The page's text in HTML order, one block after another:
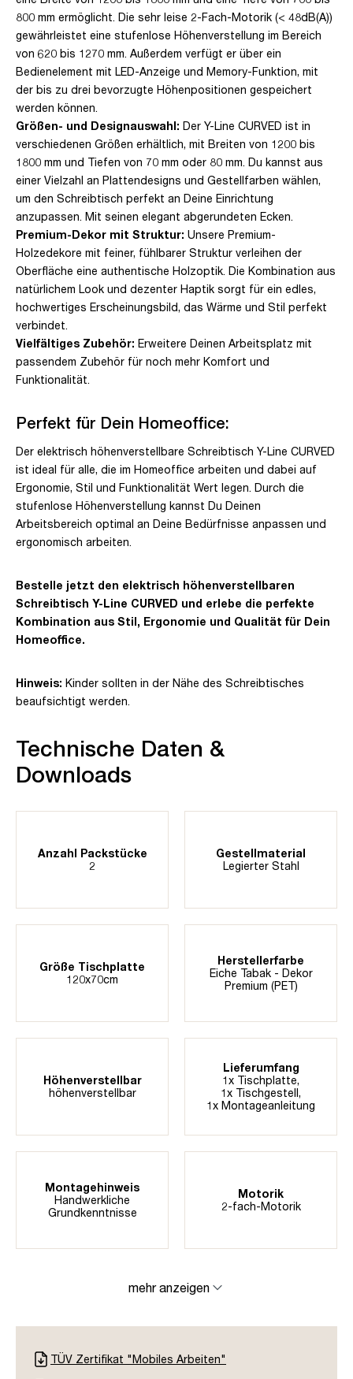
800 mm ermöglicht. Die sehr leise 2-Fach-Motorik (< 48dB(A))
gewährleistet eine stufenlose Höhenverstellung im Bereich
von 620 bis 1270 mm. Außerdem verfügt er über ein
Bedienelement mit LED-Anzeige und Memory-Funktion, mit
der bis zu drei bevorzugte Höhenpositionen gespeichert
werden können.
Größen- und Designauswahl: Der Y-Line CURVED ist in
verschiedenen Größen erhältlich, mit Breiten von 1200 bis
1800 mm und Tiefen von 70 mm oder 80 mm. Du kannst aus
einer Vielzahl an Plattendesigns und Gestellfarben wählen,
um den Schreibtisch perfekt an Deine Einrichtung
anzupassen. Mit seinen elegant abgerundeten Ecken.
Premium-Dekor mit Struktur: Unsere Premium-
Holzedekore mit feiner, fühlbarer Struktur verleihen der
Oberfläche eine authentische Holzoptik. Die Kombination aus
natürlichem Look und dezenter Haptik sorgt für ein edles,
hochwertiges Erscheinungsbild, das Wärme und Stil perfekt
verbindet.
Vielfältiges Zubehör: Erweitere Deinen Arbeitsplatz mit
passendem Zubehör für noch mehr Komfort und
Funktionalität.
Perfekt für Dein Homeoffice:
Der elektrisch höhenverstellbare Schreibtisch Y-Line CURVED
ist ideal für alle, die im Homeoffice arbeiten und dabei auf
Ergonomie, Stil und Funktionalität Wert legen. Durch die
stufenlose Höhenverstellung kannst Du Deinen
Arbeitsbereich optimal an Deine Bedürfnisse anpassen und
ergonomisch arbeiten.
Bestelle jetzt den elektrisch höhenverstellbaren
Schreibtisch Y-Line CURVED und erlebe die perfekte
Kombination aus Stil, Ergonomie und Qualität für Dein
Homeoffice.
Hinweis: Kinder sollten in der Nähe des Schreibtisches
beaufsichtigt werden.
Technische Daten &
Downloads
Anzahl Packstücke
2
Gestellmaterial
Legierter Stahl
Größe Tischplatte
120x70cm
Herstellerfarbe
Eiche Tabak - Dekor
Premium (PET)
Höhenverstellbar
höhenverstellbar
Lieferumfang
1x Tischplatte,
1x Tischgestell,
1x Montageanleitung
Montagehinweis
Handwerkliche
Grundkenntnisse
Motorik
2-fach-Motorik
mehr anzeigen
TÜV Zertifikat "Mobiles Arbeiten"